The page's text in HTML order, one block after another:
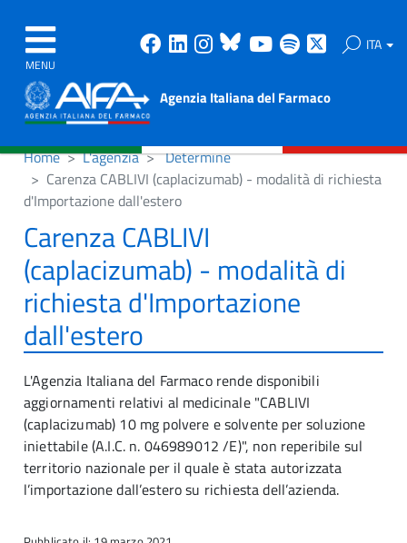
MENU
Facebook
Linkedin
Instagram
Bluesky
Youtube
Spotify ITA
Agenzia Italiana del Farmaco
Home L'agenzia
Determine
Carenza CABLIVI (caplacizumab) - modalità di richiesta
d'Importazione dall'estero
Carenza CABLIVI
(caplacizumab) - modalità di
richiesta d'Importazione
dall'estero
L'Agenzia Italiana del Farmaco rende disponibili
aggiornamenti relativi al medicinale "CABLIVI
(caplacizumab) 10 mg polvere e solvente per soluzione
iniettabile (A.I.C. n. 046989012 /E)", non reperibile sul
territorio nazionale per il quale è stata autorizzata
l’importazione dall’estero su richiesta dell’azienda.